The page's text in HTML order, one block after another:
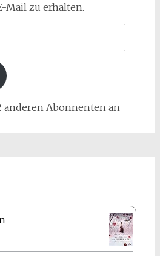
Mail zu erhalten.
anderen Abonnenten an